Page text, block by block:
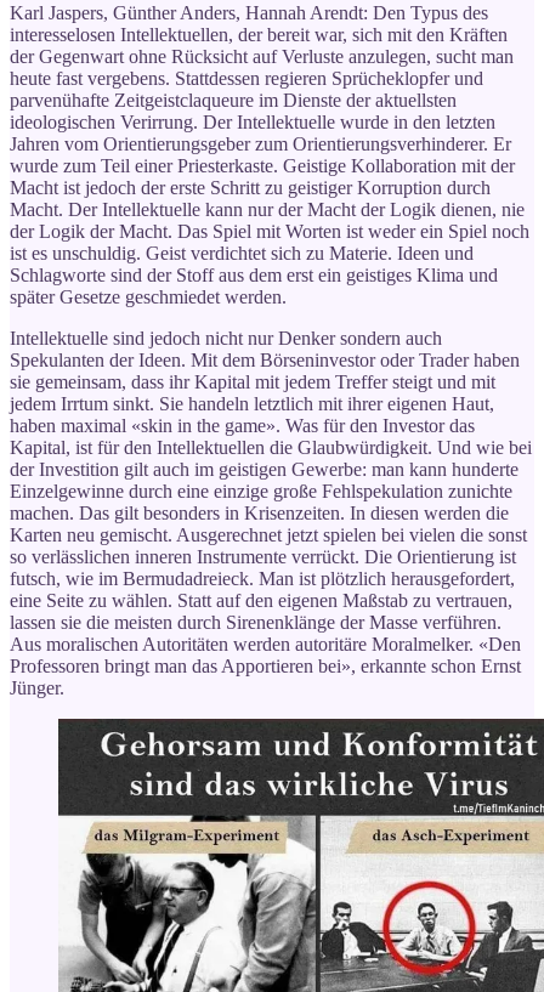
Karl Jaspers, Günther Anders, Hannah Arendt: Den Typus des
interesselosen Intellektuellen, der bereit war, sich mit den Kräften
der Gegenwart ohne Rücksicht auf Verluste anzulegen, sucht man
heute fast vergebens. Stattdessen regieren Sprücheklopfer und
parvenühafte Zeitgeistclaqueure im Dienste der aktuellsten
ideologischen Verirrung. Der Intellektuelle wurde in den letzten
Jahren vom Orientierungsgeber zum Orientierungsverhinderer. Er
wurde zum Teil einer Priesterkaste. Geistige Kollaboration mit der
Macht ist jedoch der erste Schritt zu geistiger Korruption durch
Macht. Der Intellektuelle kann nur der Macht der Logik dienen, nie
der Logik der Macht. Das Spiel mit Worten ist weder ein Spiel noch
ist es unschuldig. Geist verdichtet sich zu Materie. Ideen und
Schlagworte sind der Stoff aus dem erst ein geistiges Klima und
später Gesetze geschmiedet werden.
Intellektuelle sind jedoch nicht nur Denker sondern auch
Spekulanten der Ideen. Mit dem Börseninvestor oder Trader haben
sie gemeinsam, dass ihr Kapital mit jedem Treffer steigt und mit
jedem Irrtum sinkt. Sie handeln letztlich mit ihrer eigenen Haut,
haben maximal «skin in the game». Was für den Investor das
Kapital, ist für den Intellektuellen die Glaubwürdigkeit. Und wie bei
der Investition gilt auch im geistigen Gewerbe: man kann hunderte
Einzelgewinne durch eine einzige große Fehlspekulation zunichte
machen. Das gilt besonders in Krisenzeiten. In diesen werden die
Karten neu gemischt. Ausgerechnet jetzt spielen bei vielen die sonst
so verlässlichen inneren Instrumente verrückt. Die Orientierung ist
futsch, wie im Bermudadreieck. Man ist plötzlich herausgefordert,
eine Seite zu wählen. Statt auf den eigenen Maßstab zu vertrauen,
lassen sie die meisten durch Sirenenklänge der Masse verführen.
Aus moralischen Autoritäten werden autoritäre Moralmelker. «Den
Professoren bringt man das Apportieren bei», erkannte schon Ernst
Jünger.